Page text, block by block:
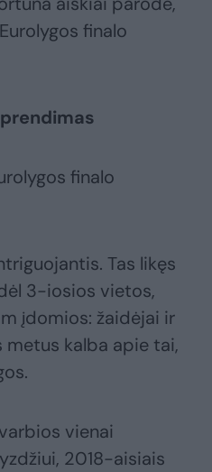
finalo
finalo
Tas likęs
3-iosios vietos,
įdomios: žaidėjai ir
metus kalba apie tai,
vienai
2018-aisiais